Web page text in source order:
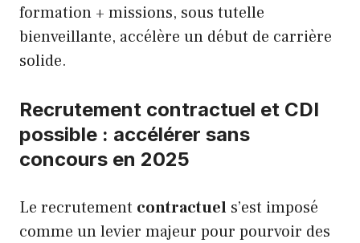
formation + missions, sous tutelle
bienveillante, accélère un début de carrière
solide.
Recrutement contractuel et CDI
possible : accélérer sans
concours en 2025
Le recrutement contractuel s’est imposé
comme un levier majeur pour pourvoir des